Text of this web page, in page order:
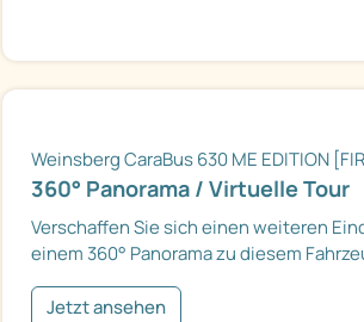
Weinsberg CaraBus 630 ME EDITION
360° Panorama / Virtuelle Tour
Verschaffen Sie sich einen weiteren
einem 360° Panorama zu diesem
Jetzt ansehen